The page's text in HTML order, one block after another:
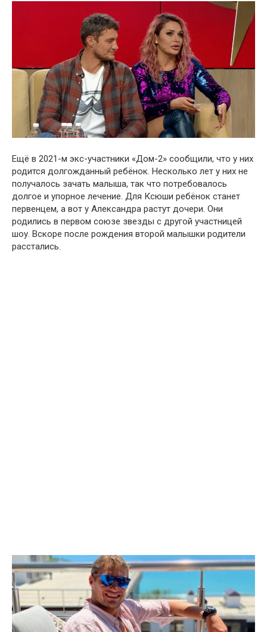
Ещё в 2021-м экс-участники «Дом-2» сообщили, что у них
родится долгожданный ребёнок. Несколько лет у них не
получалось зачать малыша, так что потребовалось
долгое и упорное лечение. Для Ксюши ребёнок станет
первенцем, а вот у Александра растут дочери. Они
родились в первом союзе звезды с другой участницей
шоу. Вскоре после рождения второй малышки родители
расстались.